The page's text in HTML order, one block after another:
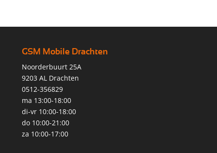
GSM Mobile Drachten
Noorderbuurt 25A
9203 AL Drachten
0512-356829
ma 13:00-18:00
di-vr 10:00-18:00
do 10:00-21:00
za 10:00-17:00